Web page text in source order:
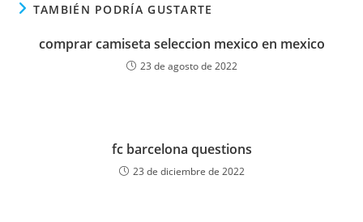
TAMBIÉN PODRÍA GUSTARTE
comprar camiseta seleccion mexico en mexico
23 de agosto de 2022
fc barcelona questions
23 de diciembre de 2022